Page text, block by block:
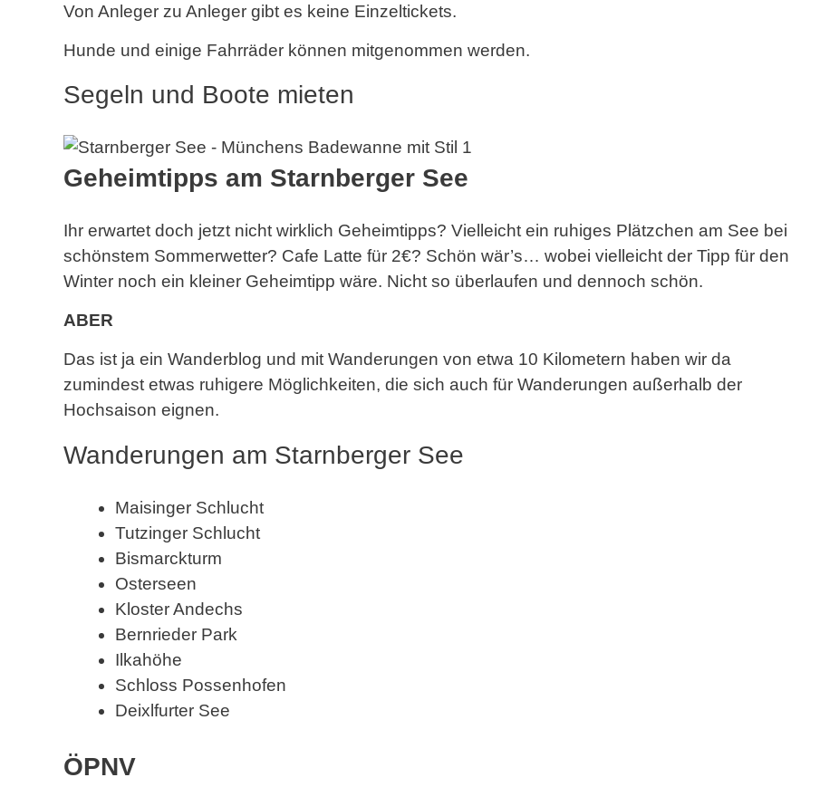
Von Anleger zu Anleger gibt es keine Einzeltickets.
Hunde und einige Fahrräder können mitgenommen werden.
Segeln und Boote mieten
Geheimtipps am Starnberger See
Ihr erwartet doch jetzt nicht wirklich Geheimtipps? Vielleicht ein ruhiges Plätzchen am See bei
schönstem Sommerwetter? Cafe Latte für 2€? Schön wär’s… wobei vielleicht der Tipp für den
Winter noch ein kleiner Geheimtipp wäre. Nicht so überlaufen und dennoch schön.
ABER
Das ist ja ein Wanderblog und mit Wanderungen von etwa 10 Kilometern haben wir da
zumindest etwas ruhigere Möglichkeiten, die sich auch für Wanderungen außerhalb der
Hochsaison eignen.
Wanderungen am Starnberger See
Maisinger Schlucht
Tutzinger Schlucht
Bismarckturm
Osterseen
Kloster Andechs
Bernrieder Park
Ilkahöhe
Schloss Possenhofen
Deixlfurter See
ÖPNV